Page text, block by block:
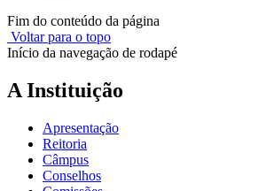
Fim do conteúdo da página
Voltar para o topo
Início da navegação de rodapé
A Instituição
Apresentação
Reitoria
Câmpus
Conselhos